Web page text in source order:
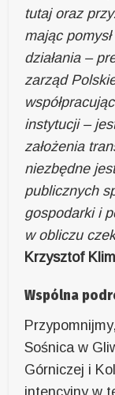
tutaj oraz
mając
działania –
zarząd
instytucji –
założenia
niezbędne
publicznych
gospodarki i
w obliczu
Krzysztof
Wspólna
Sośnica w
Górniczej i
intencyjny w